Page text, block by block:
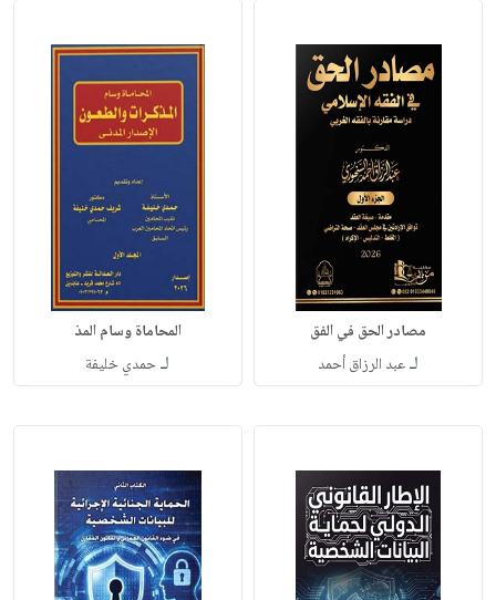
مصادر الحق في الفق
لـعبد الرزاق أحمد
المحاماة وسام المذ
لـحمدي خليفة